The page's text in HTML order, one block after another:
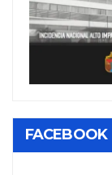
FACEBOOK